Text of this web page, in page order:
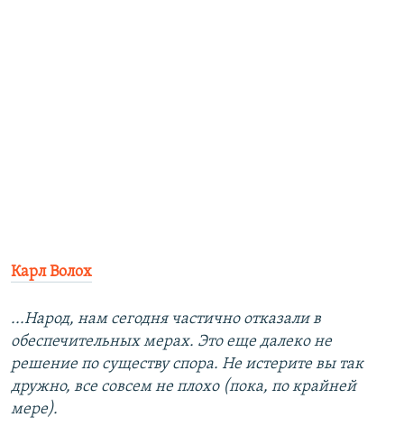
Карл Волох
...Народ, нам сегодня частично отказали в
обеспечительных мерах. Это еще далеко не
решение по существу спора. Не истерите вы так
дружно, все совсем не плохо (пока, по крайней
мере).